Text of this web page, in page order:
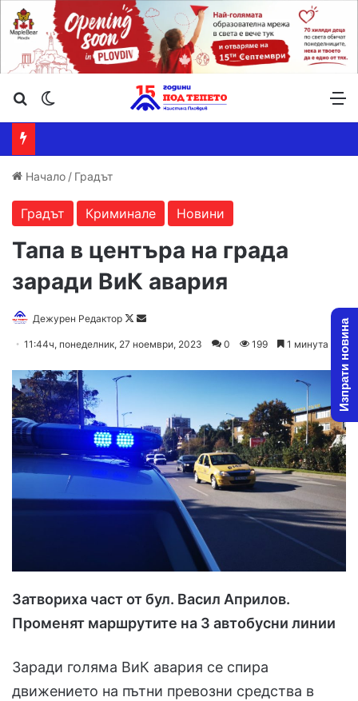
Търсене ...
Начало / Градът
Градът Криминале Новини
Тапа в центъра на града
заради ВиК авария
Дежурен Редактор
Follow
Send
11:44ч, понеделник, 27 ноември, 2023 0 199 1 минута
Затвориха част от бул. Васил Априлов.
Променят маршрутите на 3 автобусни линии
Заради голяма ВиК авария се спира
движението на пътни превозни средства в
Изпрати новина